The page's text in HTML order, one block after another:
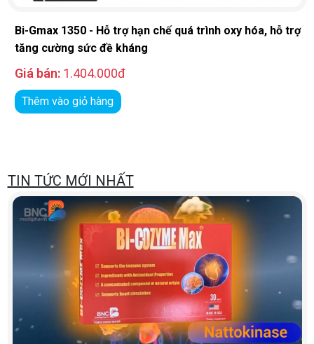
Bi-Gmax 1350 - Hỗ trợ hạn chế quá trình oxy hóa, hỗ trợ
tăng cường sức đề kháng
Giá bán: 1.404.000đ
Thêm vào giỏ hàng
TIN TỨC MỚI NHẤT